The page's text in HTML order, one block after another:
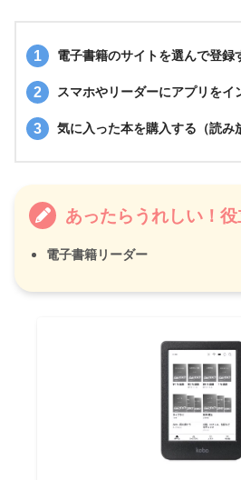
電子書籍のサイトを選んで登録
スマホやリーダーにアプリをイ
気に入った本を購入する（読み
あったらうれしい！
電子書籍リーダー